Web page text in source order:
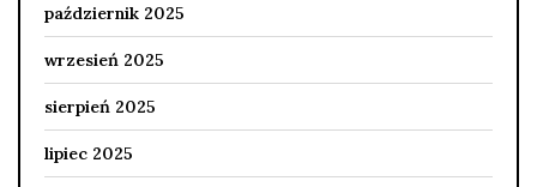
październik 2025
wrzesień 2025
sierpień 2025
lipiec 2025